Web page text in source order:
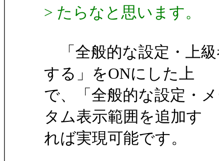
> たらなと思います。
「全般的な設定・上
する」をONにした上
で、「全般的な設定・
タム表示範囲を追加す
れば実現可能です。